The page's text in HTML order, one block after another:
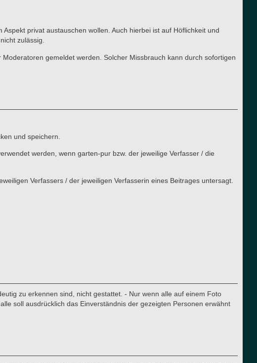
privat austauschen wollen. Auch hierbei ist auf Höflichkeit und
zulässig.
gemeldet werden. Solcher Missbrauch kann durch sofortigen
und speichern.
werden, wenn garten-pur bzw. der jeweilige Verfasser / die
Verfassers / der jeweiligen Verfasserin eines Beitrages untersagt.
zu erkennen sind, nicht gestattet. - Nur wenn alle auf einem Foto
soll ausdrücklich das Einverständnis der gezeigten Personen erwähnt